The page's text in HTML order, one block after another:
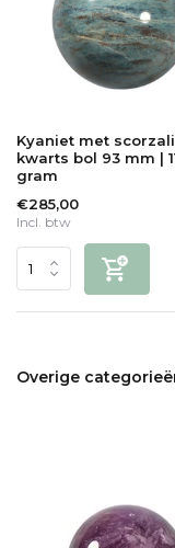
Kyaniet met
kwarts bol 93 mm |
gram
€285,00
Incl. btw
Overige